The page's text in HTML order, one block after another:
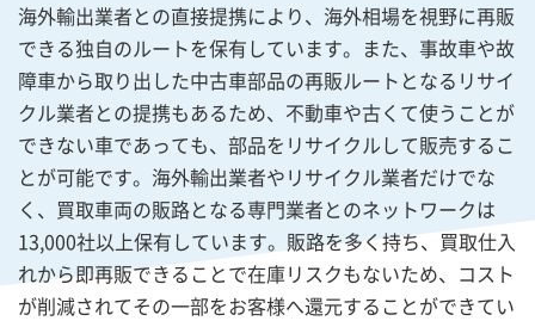
海外輸出業者との直接提携により、海外相場を視野に再販
できる独自のルートを保有しています。また、事故車や故
障車から取り出した中古車部品の再販ルートとなるリサイ
クル業者との提携もあるため、不動車や古くて使うことが
できない車であっても、部品をリサイクルして販売するこ
とが可能です。海外輸出業者やリサイクル業者だけでな
く、買取車両の販路となる専門業者とのネットワークは
13,000社以上保有しています。販路を多く持ち、買取仕入
れから即再販できることで在庫リスクもないため、コスト
が削減されてその一部をお客様へ還元することができてい